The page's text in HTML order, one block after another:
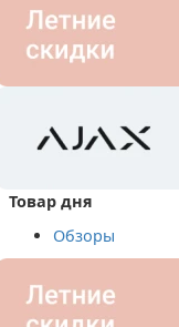
Товар дня
Обзоры